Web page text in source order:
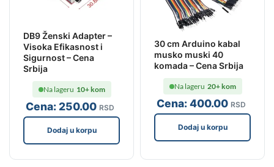
DB9 Ženski Adapter –
Visoka Efikasnost i
Sigurnost – Cena
Srbija
Cena: 250.00 RSD
Na lageru 10+ kom
Dodaj u korpu
30 cm Arduino kabal
musko muski 40
komada – Cena Srbija
Cena:400.00 RSD
Na lageru 20+ kom
Dodaj u korpu